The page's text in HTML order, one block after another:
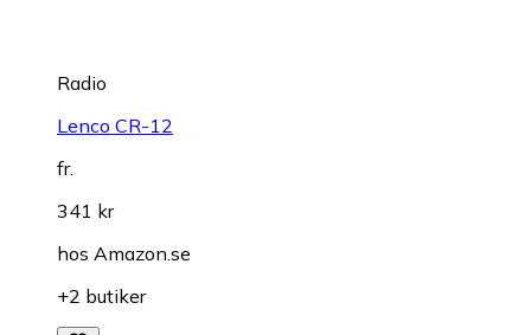
Radio
Lenco CR-12
fr.
341 kr
hos Amazon.se
+2 butiker